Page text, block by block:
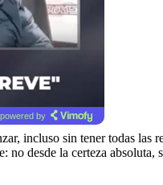
powered by
incluso sin tener todas las
desde la certeza absoluta,